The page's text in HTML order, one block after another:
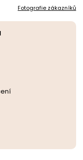
Fotografie zákazníků